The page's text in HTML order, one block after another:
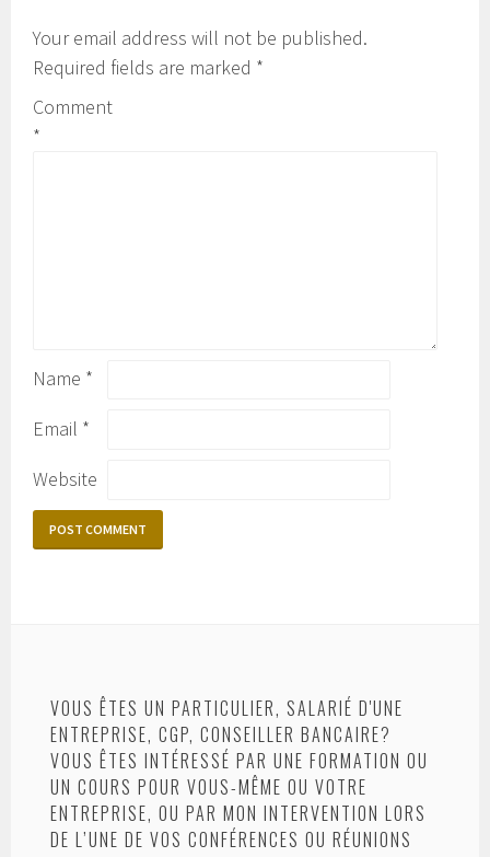
Your email address will not be published.
Required fields are marked *
Comment
*
Name *
Email *
Website
VOUS ÊTES UN PARTICULIER, SALARIÉ D'UNE
ENTREPRISE, CGP, CONSEILLER BANCAIRE?
VOUS ÊTES INTÉRESSÉ PAR UNE FORMATION OU
UN COURS POUR VOUS-MÊME OU VOTRE
ENTREPRISE, OU PAR MON INTERVENTION LORS
DE L’UNE DE VOS CONFÉRENCES OU RÉUNIONS